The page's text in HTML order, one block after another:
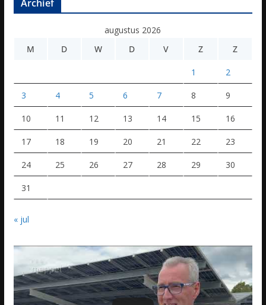
Archief
augustus 2026
M
D W D V Z Z
1 2
3 4 5 6 7 8 9
10 11 12 13 14 15 16
17 18 19 20 21 22 23
24 25 26 27 28 29 30
31
« jul